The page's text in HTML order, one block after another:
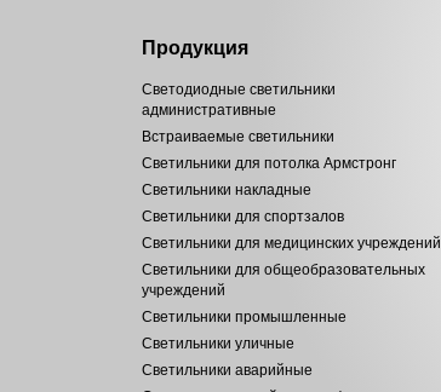
Продукция
Светодиодные светильники
административные
Встраиваемые светильники
Светильники для потолка Армстронг
Светильники накладные
Светильники для спортзалов
Светильники для медицинских учреждений
Светильники для общеобразовательных
учреждений
Светильники промышленные
Светильники уличные
Светильники аварийные